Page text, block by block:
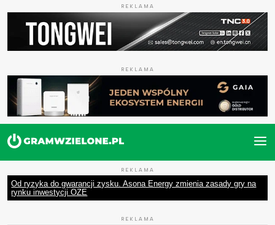
REKLAMA
REKLAMA
REKLAMA
Od ryzyka do gwarancji zysku. Asona Energy zmienia zasady gry na
rynku inwestycji OZE
REKLAMA